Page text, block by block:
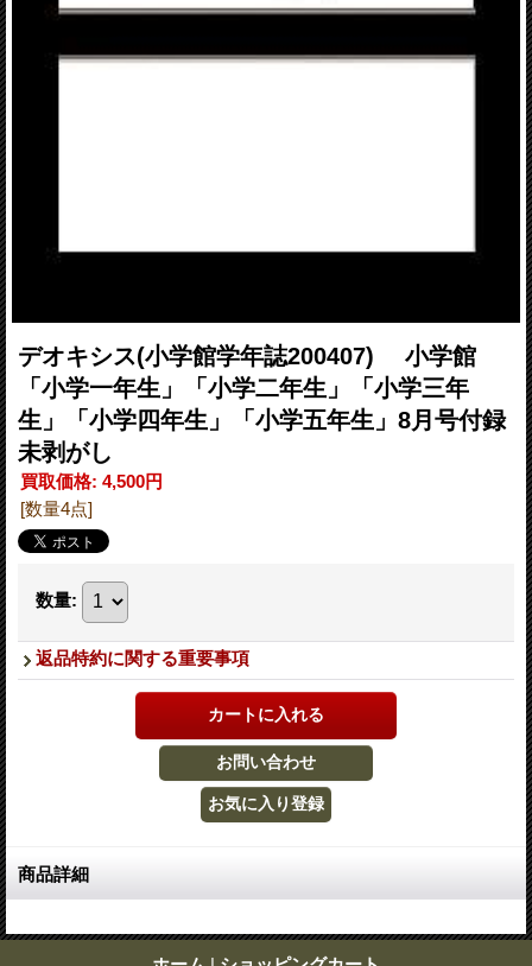
デオキシス(小学館学年誌200407) 小学館
「小学一年生」「小学二年生」「小学三年
生」「小学四年生」「小学五年生」8月号付録
未剥がし
買取価格: 4,500円
[数量4点]
数量:
返品特約に関する重要事項
商品詳細